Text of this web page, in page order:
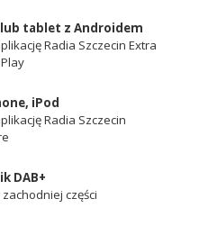
tablet z Androidem
Radia Szczecin Extra
iPod
Radia Szczecin
DAB+
zachodniej części